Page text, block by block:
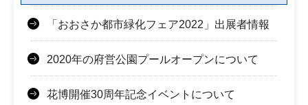
「おおさか都市緑化フェア2022」出展者情報
2020年の府営公園プールオープンについて
花博開催30周年記念イベントについて